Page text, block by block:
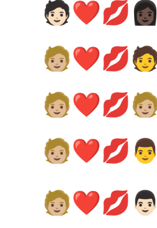
🧑🏻‍❤️‍💋‍👩🏿
🧑🏼‍❤️‍💋‍👨
🧑🏼‍❤️‍💋‍👨🏻